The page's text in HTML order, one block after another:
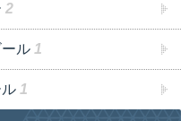
2
ル 1
1